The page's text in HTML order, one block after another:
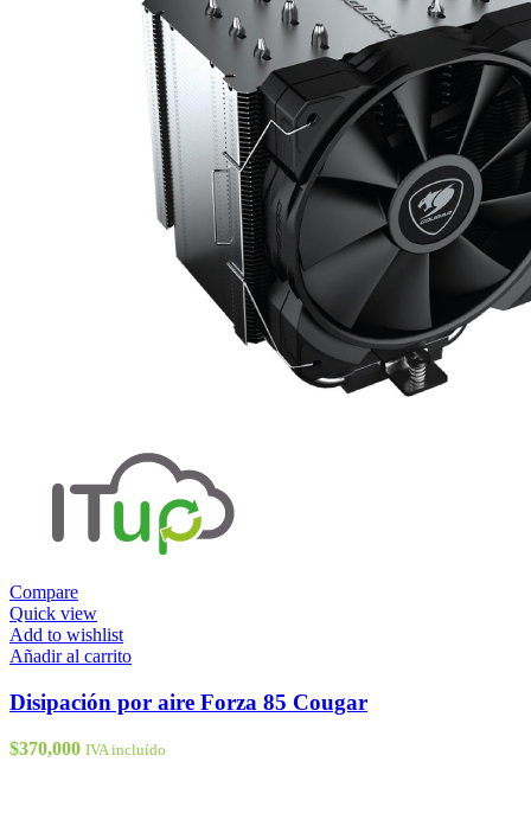
Compare
Quick view
Add to wishlist
Disipación
aire
Forza
85
Cougar
Añadir al carrito
Disipación por aire Forza 85 Cougar
$370,000 IVA incluído